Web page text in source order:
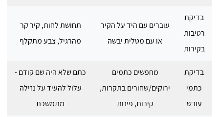
בדיקת
רטיבות
בקירות
עוברים עם היד על הקיר
או עם מטלית יבשה
תחושת לחות, קיר קר
מהרגיל, צבע מתקלף
בדיקת
כתמי
עובש
מחפשים כתמים
ירוקים/שחורים בתקרות,
קירות, פינות
כתם שלא היה שם קודם -
עלול להעיד על נזילה
מתמשכת